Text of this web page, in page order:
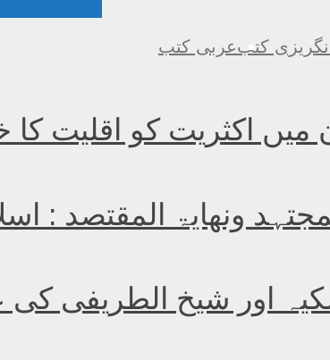
انگریزی کتبعربی کتب
میں اکثریت کو اقلیت
ونھایۃ المقتصد :
اور شیخ الطریفی